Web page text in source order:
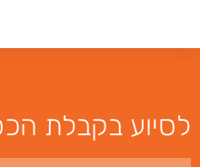
לסיוע בקבלת